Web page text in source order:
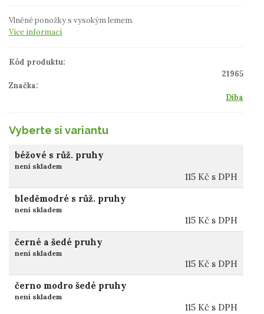
Vlněné ponožky s vysokým lemem.
Více informací
Kód produktu:
21965
Značka:
Diba
Vyberte si variantu
béžové s růž. pruhy
není skladem
115 Kč s DPH
bleděmodré s růž. pruhy
není skladem
115 Kč s DPH
černé a šedé pruhy
není skladem
115 Kč s DPH
černo modro šedé pruhy
není skladem
115 Kč s DPH